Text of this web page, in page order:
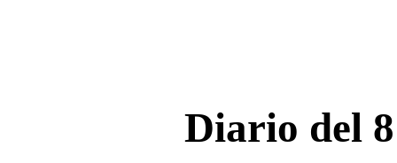
Diario del